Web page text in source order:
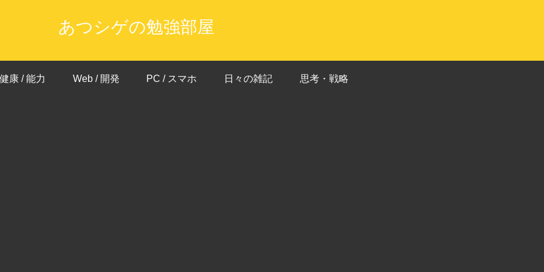
あつシゲの勉強部屋
健康 / 能力 Web / 開発 PC / スマホ 日々の雑記 思考・戦略